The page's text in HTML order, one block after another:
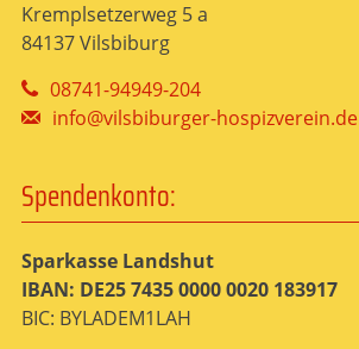
Kremplsetzerweg 5 a
84137 Vilsbiburg
08741-94949-204
info@vilsbiburger-hospizverein.de
Spendenkonto:
Sparkasse Landshut
IBAN: DE25 7435 0000 0020 183917
BIC: BYLADEM1LAH